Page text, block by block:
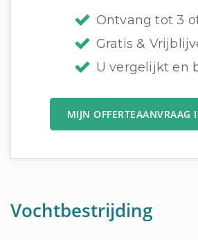
Ontvang tot 3
Gratis &
U vergelijkt en
MIJN OFFERTEAANVRAAG
Vochtbestrijding